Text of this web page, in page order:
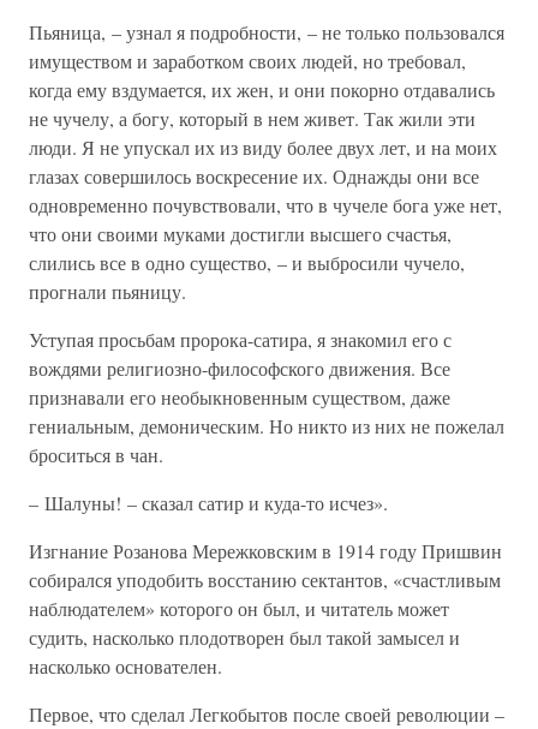
Пьяница, – узнал я подробности, – не только пользовался
имуществом и заработком своих людей, но требовал,
когда ему вздумается, их жен, и они покорно отдавались
не чучелу, а богу, который в нем живет. Так жили эти
люди. Я не упускал их из виду более двух лет, и на моих
глазах совершилось воскресение их. Однажды они все
одновременно почувствовали, что в чучеле бога уже нет,
что они своими муками достигли высшего счастья,
слились все в одно существо, – и выбросили чучело,
прогнали пьяницу.
Уступая просьбам пророка-сатира, я знакомил его с
вождями религиозно-философского движения. Все
признавали его необыкновенным существом, даже
гениальным, демоническим. Но никто из них не пожелал
броситься в чан.
– Шалуны! – сказал сатир и куда-то исчез».
Изгнание Розанова Мережковским в 1914 году Пришвин
собирался уподобить восстанию сектантов, «счастливым
наблюдателем» которого он был, и читатель может
судить, насколько плодотворен был такой замысел и
насколько основателен.
Первое, что сделал Легкобытов после своей революции –